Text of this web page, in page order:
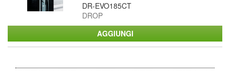
DR-EVO185CT
DROP